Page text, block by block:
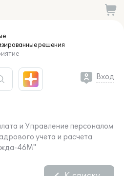
решения
Вход
и Управление персоналом
учета и расчета
46М"